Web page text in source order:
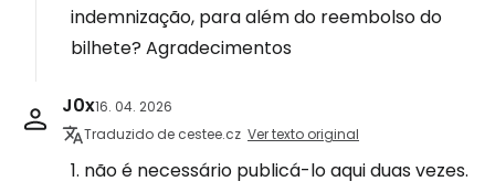
indemnização, para além do reembolso do
bilhete? Agradecimentos
J0x16. 04. 2026
Traduzido de cestee.cz Ver texto original
1. não é necessário publicá-lo aqui duas vezes.